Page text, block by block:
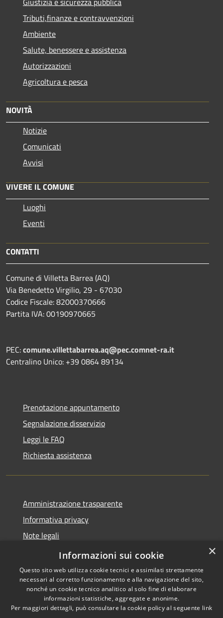
Tributi,finanze e contravvenzioni
Ambiente
Salute, benessere e assistenza
Autorizzazioni
Agricoltura e pesca
NOVITÀ
Notizie
Comunicati
Avvisi
VIVERE IL COMUNE
Luoghi
Eventi
CONTATTI
Comune di Villetta Barrea (AQ)
Via Benedetto Virgilio, 29 - 67030
Codice Fiscale: 82000370666
Partita IVA: 00190970665
PEC:comune.villettabarrea.aq@pec.comnet-ra.it
Centralino Unico: +39 0864 89134
Prenotazione appuntamento
Segnalazione disservizio
Leggi le FAQ
Richiesta assistenza
Amministrazione trasparente
Informativa privacy
Note legali
Dichiarazione di accessibilità
Accessibilità
Copyright © 2026 • Comune di
Villetta Barrea • Powered by
×
Informazioni sui cookie
Questo sito web utilizza cookie tecnici e assimilati strettamente
necessari al corretto funzionamento e alla navigazione del sito,
nonché un cookie tecnico analitico al solo fine di elaborare
informazioni statistiche, aggregate e anonime.
Per maggiori dettagli, può consultare la cookie policy al seguente link